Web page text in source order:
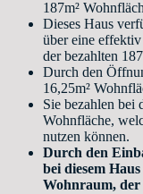
187m²
Dieses Haus
über eine
der bezahlten
Durch den
16,25m²
Sie bezahlen bei
Wohnfläche,
nutzen können.
Durch den
bei diesem
Wohnraum,